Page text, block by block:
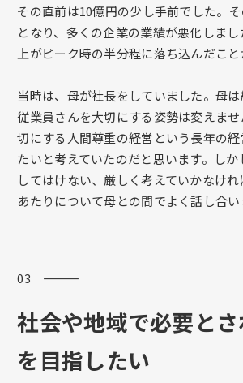
その直前は10億円の少し手前でした。
となり、多くの企業の業績が悪化しま
上がピーク時の半分程に落ち込んだこと
当時は、母が社長をしていました。母
従業員さんを大切にする姿勢は変えま
切にする人間尊重の経営という長年の
たいと考えていたのだと思います。しか
してはけない、厳しく考えていかなけ
あたりについて母との間でよく話し合い
03 ―――
社会や地域で必要と
を目指したい